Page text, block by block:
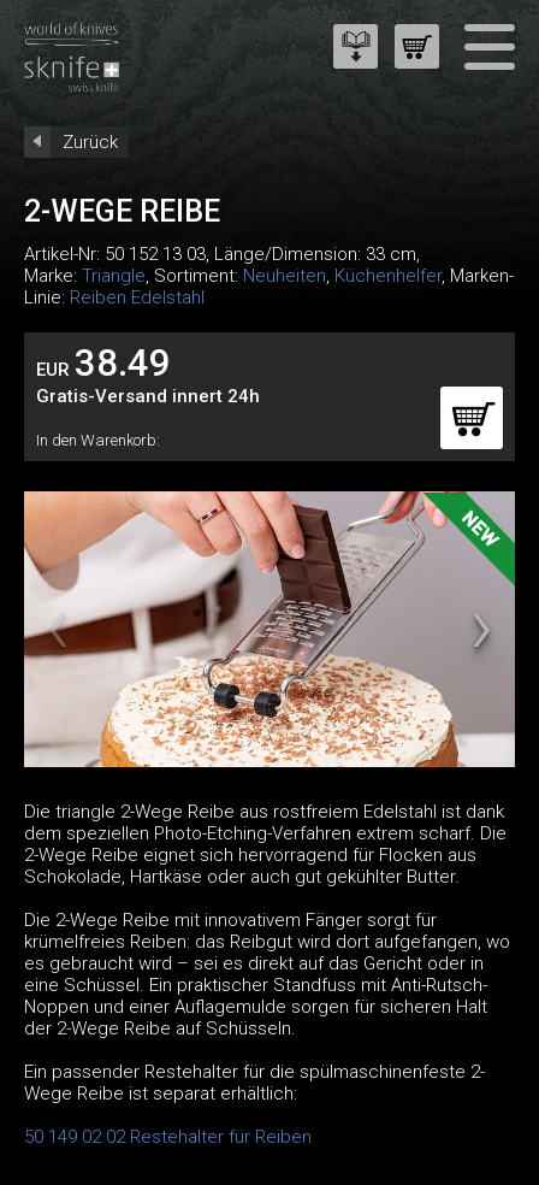
Zurück
2-WEGE REIBE
Artikel-Nr: 50 152 13 03, Länge/Dimension: 33 cm,
Marke: Triangle, Sortiment: Neuheiten, Küchenhelfer, Marken-
Linie: Reiben Edelstahl
EUR 38.49
Gratis-Versand innert 24h
In den Warenkorb:
Die triangle 2-Wege Reibe aus rostfreiem Edelstahl ist dank
dem speziellen Photo-Etching-Verfahren extrem scharf. Die
2-Wege Reibe eignet sich hervorragend für Flocken aus
Schokolade, Hartkäse oder auch gut gekühlter Butter.
Die 2-Wege Reibe mit innovativem Fänger sorgt für
krümelfreies Reiben: das Reibgut wird dort aufgefangen, wo
es gebraucht wird – sei es direkt auf das Gericht oder in
eine Schüssel. Ein praktischer Standfuss mit Anti-Rutsch-
Noppen und einer Auflagemulde sorgen für sicheren Halt
der 2-Wege Reibe auf Schüsseln.
Ein passender Restehalter für die spülmaschinenfeste 2-
Wege Reibe ist separat erhältlich:
50 149 02 02 Restehalter für Reiben